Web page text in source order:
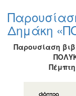
Δημάκη
Παρουσίαση